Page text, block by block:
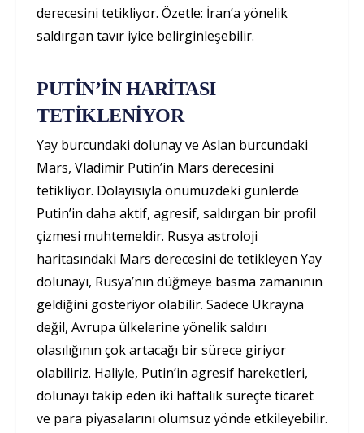
derecesini tetikliyor. Özetle: İran’a yönelik
saldırgan tavır iyice belirginleşebilir.
PUTİN’İN HARİTASI
TETİKLENİYOR
Yay burcundaki dolunay ve Aslan burcundaki
Mars, Vladimir Putin’in Mars derecesini
tetikliyor. Dolayısıyla önümüzdeki günlerde
Putin’in daha aktif, agresif, saldırgan bir profil
çizmesi muhtemeldir. Rusya astroloji
haritasındaki Mars derecesini de tetikleyen Yay
dolunayı, Rusya’nın düğmeye basma zamanının
geldiğini gösteriyor olabilir. Sadece Ukrayna
değil, Avrupa ülkelerine yönelik saldırı
olasılığının çok artacağı bir sürece giriyor
olabiliriz. Haliyle, Putin’in agresif hareketleri,
dolunayı takip eden iki haftalık süreçte ticaret
ve para piyasalarını olumsuz yönde etkileyebilir.